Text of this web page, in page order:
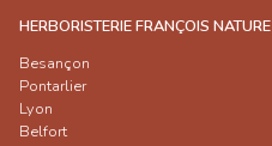
HERBORISTERIE FRANÇOIS NATURE
Besançon
Pontarlier
Lyon
Belfort